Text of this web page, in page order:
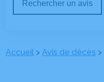
Rechercher un avis
Accueil >Avis de décès >